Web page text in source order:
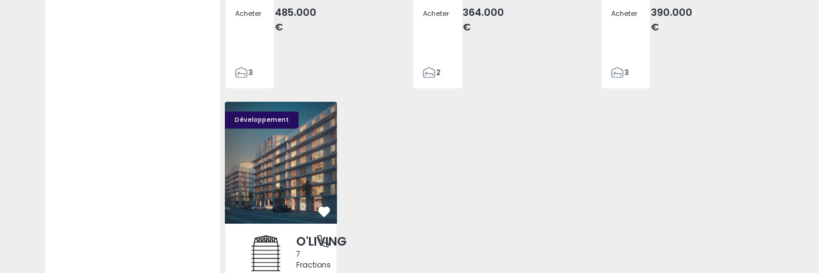
Acheter
485.000
€
3
85
85
1
Acheter
364.000
€
2
Acheter
390.000
€
3
Développement
O'LIVING New Urban Residences - 1O'LIVING New Urban Residences - 3
O'LIVING - 2
Olivais, Lisboa
Préféré
O'LIVING
7
Fractions